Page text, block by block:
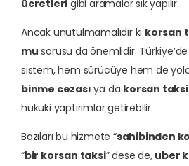
ücretleri gibi aramalar sık yapılır.
Ancak unutulmamalıdır ki korsan
mu sorusu da önemlidir.
sistem, hem sürücüye hem de
binme cezası ya da korsan
hukuki yaptırımlar getirebilir.
Bazıları bu hizmete “sahibinden
“bir korsan taksi” dese de, uber